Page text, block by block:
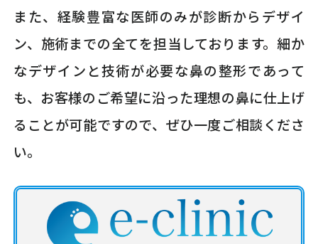
また、経験豊富な医師のみが診断からデザイ
ン、施術までの全てを担当しております。細か
なデザインと技術が必要な鼻の整形であって
も、お客様のご希望に沿った理想の鼻に仕上げ
ることが可能ですので、ぜひ一度ご相談くださ
い。